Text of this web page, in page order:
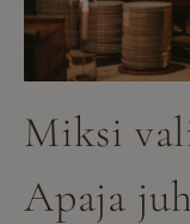
Miksi
Apaja